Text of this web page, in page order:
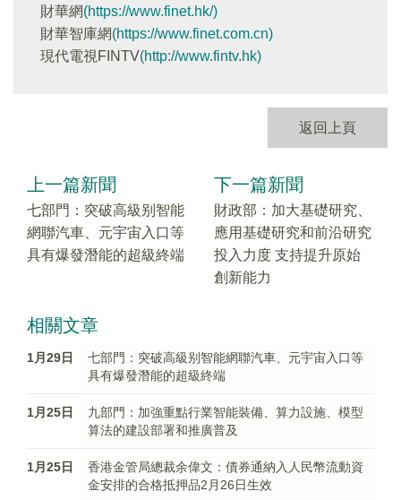
財華網(https://www.finet.hk/)
財華智庫網(https://www.finet.com.cn)
現代電視FINTV(http://www.fintv.hk)
返回上頁
上一篇新聞
七部門：突破高級别智能
網聯汽車、元宇宙入口等
具有爆發潛能的超級終端
下一篇新聞
財政部：加大基礎研究、
應用基礎研究和前沿研究
投入力度 支持提升原始
創新能力
相關文章
1月29日
七部門：突破高級别智能網聯汽車、元宇宙入口等
具有爆發潛能的超級終端
1月25日
九部門：加強重點行業智能裝備、算力設施、模型
算法的建設部署和推廣普及
1月25日
香港金管局總裁余偉文：債券通納入人民幣流動資
金安排的合格抵押品2月26日生效